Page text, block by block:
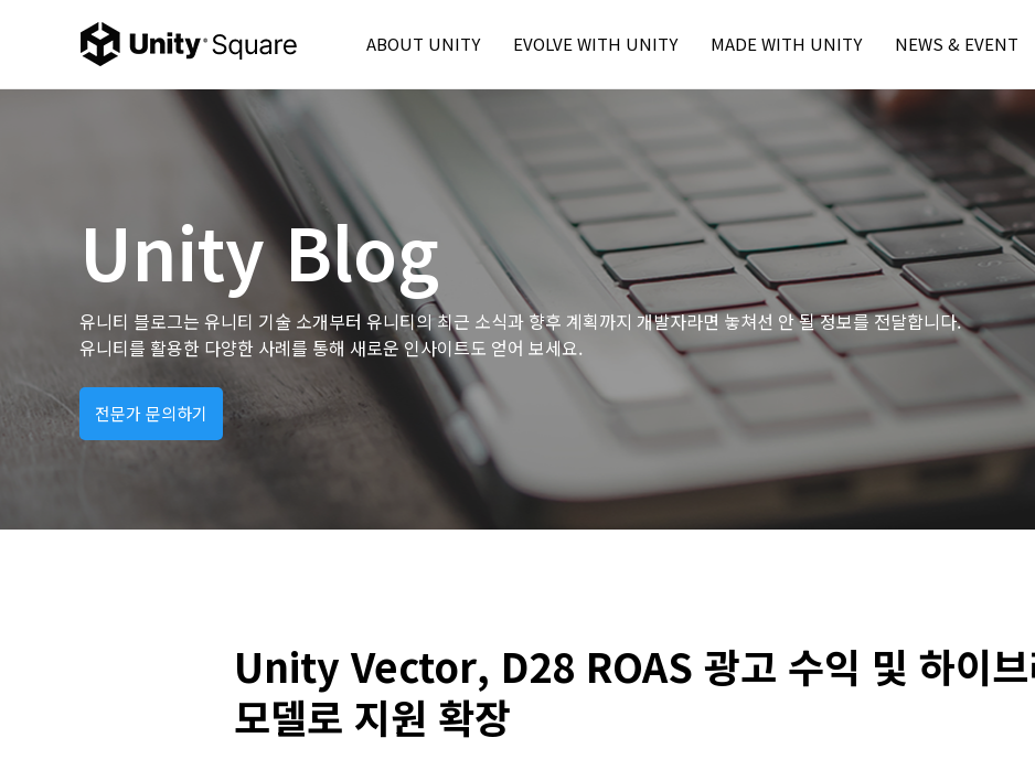
ABOUT UNITY
Unity Korea
Unity Ads
Consulting
Partner
FAQ
EVOLVE WITH UNITY
Unity Learn
MADE WITH UNITY
MWU Case
NEWS & EVENT
Press
Unity Event
- Unite Seoul
- Unite Seoul
- U Day Seoul:
- U Day Seoul:
Unity Blog
유니티 블로그는 유니티 기술 소개부터 유니티의 최근 소식과 향후 계획까지 개발자라면 놓쳐선 안 될 정보를 전달합니다.
유니티를 활용한 다양한 사례를 통해 새로운 인사이트도 얻어 보세요.
전문가 문의하기
Unity Vector, D28 ROAS 광고 수익 및 하이브
모델로 지원 확장